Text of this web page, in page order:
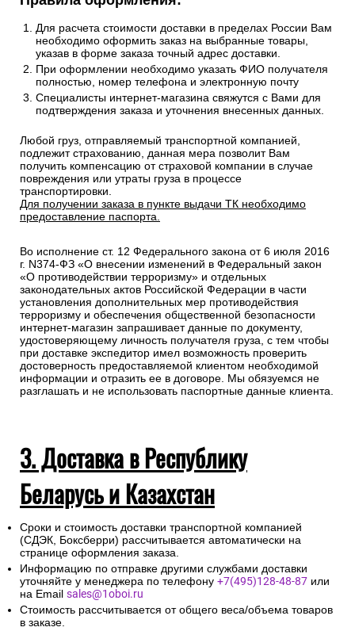
Для расчета стоимости доставки в пределах России Вам
необходимо оформить заказ на выбранные товары,
указав в форме заказа точный адрес доставки.
При оформлении необходимо указать ФИО получателя
полностью, номер телефона и электронную почту
Специалисты интернет-магазина свяжутся с Вами для
подтверждения заказа и уточнения внесенных данных.
Любой груз, отправляемый транспортной компанией,
подлежит страхованию, данная мера позволит Вам
получить компенсацию от страховой компании в случае
повреждения или утраты груза в процессе
транспортировки.
Для получении заказа в пункте выдачи ТК необходимо
предоставление паспорта.
Во исполнение ст. 12 Федерального закона от 6 июля 2016
г. N374-ФЗ «О внесении изменений в Федеральный закон
«О противодействии терроризму» и отдельных
законодательных актов Российской Федерации в части
установления дополнительных мер противодействия
терроризму и обеспечения общественной безопасности
интернет-магазин запрашивает данные по документу,
удостоверяющему личность получателя груза, с тем чтобы
при доставке экспедитор имел возможность проверить
достоверность предоставляемой клиентом необходимой
информации и отразить ее в договоре. Мы обязуемся не
разглашать и не использовать паспортные данные клиента.
3. Доставка в Республику
Беларусь и Казахстан
Сроки и стоимость доставки транспортной компанией
(СДЭК, Боксберри) рассчитывается автоматически на
странице оформления заказа.
Информацию по отправке другими службами доставки
уточняйте у менеджера по телефону +7(495)128-48-87 или
на Email sales@1oboi.ru
Стоимость рассчитывается от общего веса/объема товаров
в заказе.